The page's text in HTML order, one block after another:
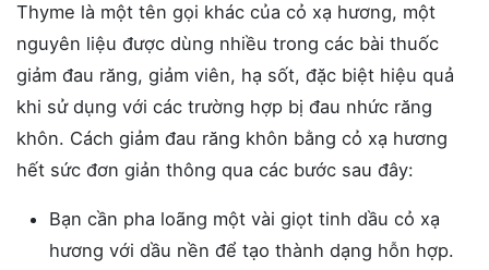
Thyme là một tên gọi khác của cỏ xạ hương, một
nguyên liệu được dùng nhiều trong các bài thuốc
giảm đau răng, giảm viên, hạ sốt, đặc biệt hiệu quả
khi sử dụng với các trường hợp bị đau nhức răng
khôn. Cách giảm đau răng khôn bằng cỏ xạ hương
hết sức đơn giản thông qua các bước sau đây:
Bạn cần pha loãng một vài giọt tinh dầu cỏ xạ
hương với dầu nền để tạo thành dạng hỗn hợp.